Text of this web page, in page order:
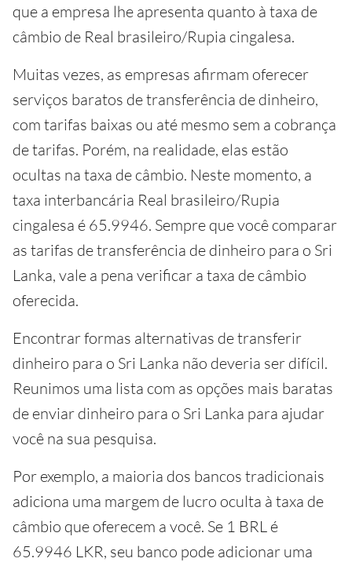
que a empresa lhe apresenta quanto à taxa de
câmbio de Real brasileiro/Rupia cingalesa.
Muitas vezes, as empresas afirmam oferecer
serviços baratos de transferência de dinheiro,
com tarifas baixas ou até mesmo sem a cobrança
de tarifas. Porém, na realidade, elas estão
ocultas na taxa de câmbio. Neste momento, a
taxa interbancária Real brasileiro/Rupia
cingalesa é 65.9946. Sempre que você comparar
as tarifas de transferência de dinheiro para o Sri
Lanka, vale a pena verificar a taxa de câmbio
oferecida.
Encontrar formas alternativas de transferir
dinheiro para o Sri Lanka não deveria ser difícil.
Reunimos uma lista com as opções mais baratas
de enviar dinheiro para o Sri Lanka para ajudar
você na sua pesquisa.
Por exemplo, a maioria dos bancos tradicionais
adiciona uma margem de lucro oculta à taxa de
câmbio que oferecem a você. Se 1 BRL é
65.9946 LKR, seu banco pode adicionar uma